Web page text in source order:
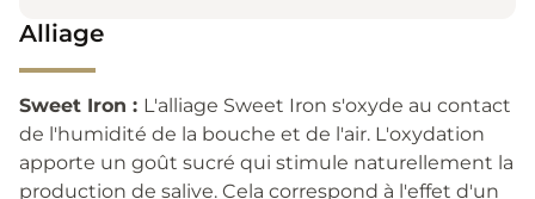
Alliage
Sweet Iron : L'alliage Sweet Iron s'oxyde au contact
de l'humidité de la bouche et de l'air. L'oxydation
apporte un goût sucré qui stimule naturellement la
production de salive. Cela correspond à l'effet d'un